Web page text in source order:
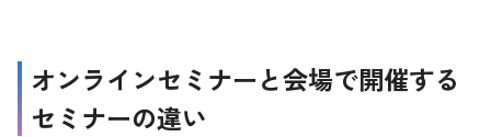
オンラインセミナーと会場で開催する
セミナーの違い